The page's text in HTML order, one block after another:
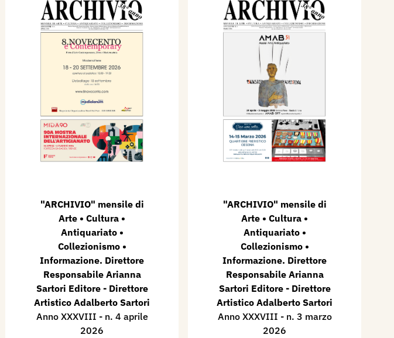
"ARCHIVIO" mensile di
Arte • Cultura •
Antiquariato •
Collezionismo •
Informazione. Direttore
Responsabile Arianna
Sartori Editore - Direttore
Artistico Adalberto Sartori
Anno XXXVIII - n. 4 aprile
2026
"ARCHIVIO" mensile di
Arte • Cultura •
Antiquariato •
Collezionismo •
Informazione. Direttore
Responsabile Arianna
Sartori Editore - Direttore
Artistico Adalberto Sartori
Anno XXXVIII - n. 3 marzo
2026